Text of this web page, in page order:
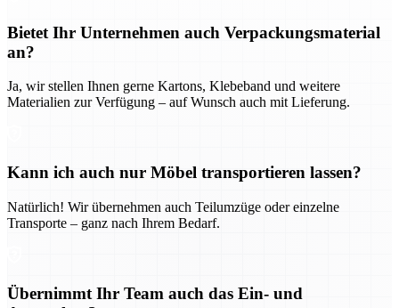
Bietet Ihr Unternehmen auch Verpackungsmaterial
an?
Ja, wir stellen Ihnen gerne Kartons, Klebeband und weitere
Materialien zur Verfügung – auf Wunsch auch mit Lieferung.
Kann ich auch nur Möbel transportieren lassen?
Natürlich! Wir übernehmen auch Teilumzüge oder einzelne
Transporte – ganz nach Ihrem Bedarf.
Übernimmt Ihr Team auch das Ein- und